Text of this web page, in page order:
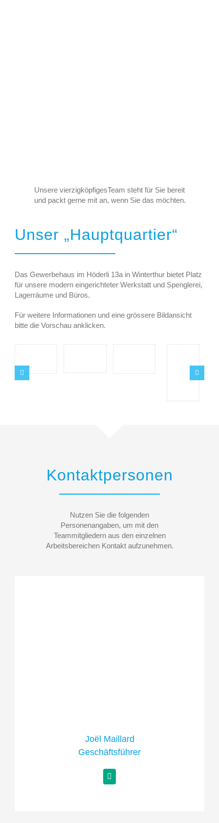
Unsere vierzigköpfigesTeam steht für Sie bereit
und packt gerne mit an, wenn Sie das möchten.
Unser „Hauptquartier“
Das Gewerbehaus im Höderli 13a in Winterthur bietet Platz
für unsere modern eingerichteter Werkstatt und Spenglerei,
Lagerräume und Büros.
Für weitere Informationen und eine grössere Bildansicht
bitte die Vorschau anklicken.
Kontaktpersonen
Nutzen Sie die folgenden
Personenangaben, um mit den
Teammitgliedern aus den einzelnen
Arbeitsbereichen Kontakt aufzunehmen.
Joël Maillard
Geschäftsführer